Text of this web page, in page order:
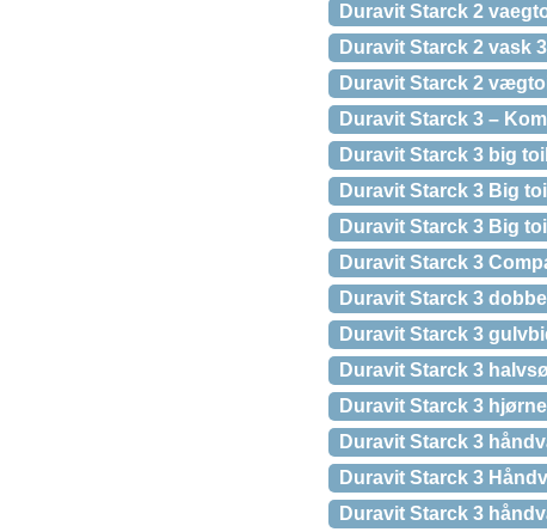
Duravit Starck 2
Duravit Starck 2 vask
Duravit Starck 2
Duravit Starck 3 –
Duravit Starck 3 big
Duravit Starck 3 Big
Duravit Starck 3 Big
Duravit Starck 3
Duravit Starck 3
Duravit Starck 3
Duravit Starck 3
Duravit Starck 3
Duravit Starck 3
Duravit Starck 3
Duravit Starck 3